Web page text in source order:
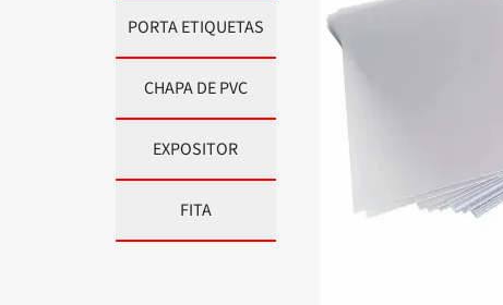
PORTA ETIQUETAS
CHAPA DE PVC
EXPOSITOR
FITA